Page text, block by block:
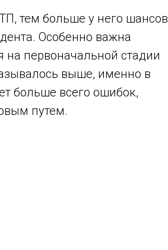
тем больше у него шансов
Особенно важна
на первоначальной стадии
выше, именно в
больше всего ошибок,
путем.